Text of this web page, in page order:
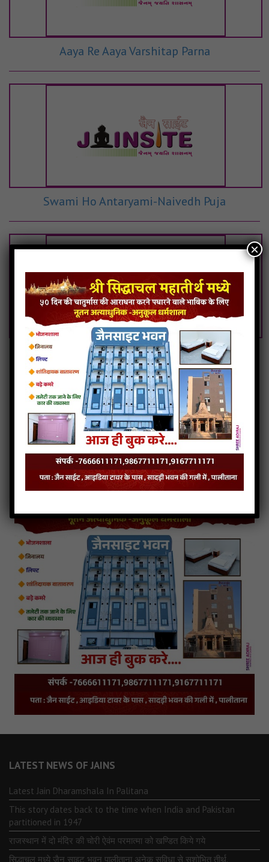
Aaya Re Aaya Varshitap Parna
Swami Ho Antaryami-Naivedh Puja
Giriraj Vandi Vinvu Mujh Paap Neh Tu Nivarje
LATEST NEWS OF JAINS
Latest Jain Dharamshala In Palitana
This story dates back to the time when India and Pakistan
partitioned in 1947
राजस्थान में दो मंदिर की चोरी ऐवंम परमात्मा को खण्डित किये गये
सिद्धाचल मध्ये जैन साइट भुवन पालीताना अनेक सुविधा से सुशोभित तीर्थ.
×